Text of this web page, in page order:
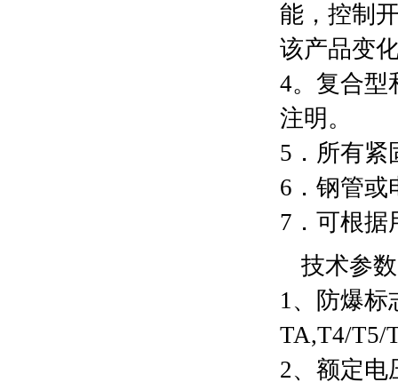
能，控制
该产品变
4。复合型
注明。
5．所有紧
6．钢管或
7．可根据
技术参数
1、防爆标
TA,T4/T5/
2、额定电